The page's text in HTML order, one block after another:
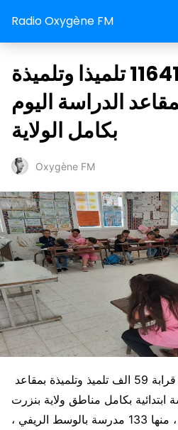
Radio Oxygène FM
بنزرت: 116417 تلميذا وتلميذة
الدراسة اليوم
بكامل الولاية
Oxygène FM
بـ208 مدرسة ابتدائية بكامل مناطق ولاية بنزرت
بمناسبة العودة المدرسية ، منها 133 مدرسة بالوسط الريفي ،